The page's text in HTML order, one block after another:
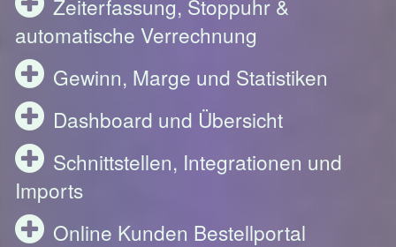
Zeiterfassung, Stoppuhr &
automatische Verrechnung
Gewinn, Marge und Statistiken
Dashboard und Übersicht
Schnittstellen, Integrationen und
Imports
Online Kunden Bestellportal